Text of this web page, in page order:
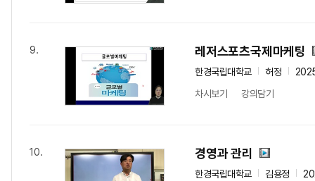
9. 레저스포츠국제마케팅
한경국립대학교 허정
차시보기
강의담기
10. 경영과 관리
한경국립대학교 김용정